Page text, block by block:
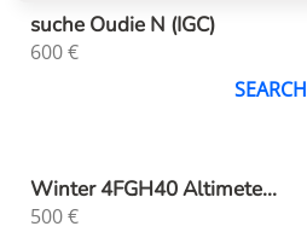
suche Oudie N (IGC)
600€
SEARCH
Winter 4FGH40 Altimete...
500€